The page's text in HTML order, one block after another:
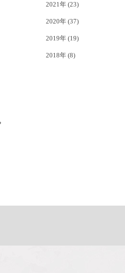
2021年 (23)
2020年 (37)
2019年 (19)
2018年 (8)